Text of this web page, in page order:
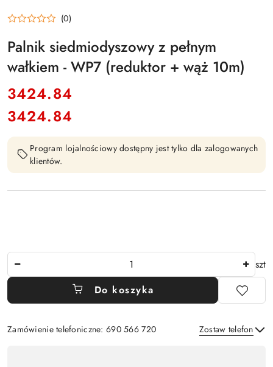
(0)
Palnik siedmiodyszowy z pełnym
wałkiem - WP7 (reduktor + wąż 10m)
cena:
3424.84
Cena:
3424.84
Program lojalnościowy dostępny jest tylko dla zalogowanych
klientów.
szt
Do koszyka
Zamówienie telefoniczne: 690 566 720 Zostaw telefon